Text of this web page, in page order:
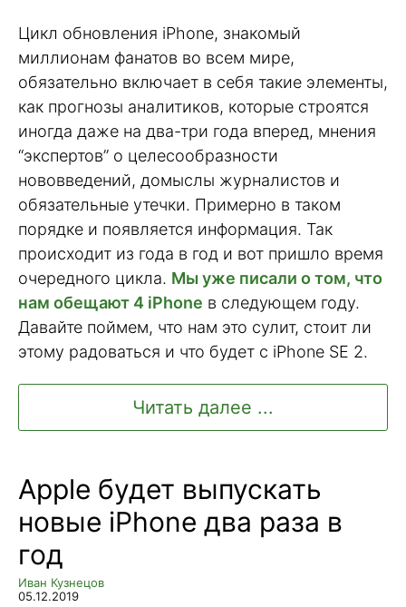
Цикл обновления iPhone, знакомый
миллионам фанатов во всем мире,
обязательно включает в себя такие элементы,
как прогнозы аналитиков, которые строятся
иногда даже на два-три года вперед, мнения
“экспертов” о целесообразности
нововведений, домыслы журналистов и
обязательные утечки. Примерно в таком
порядке и появляется информация. Так
происходит из года в год и вот пришло время
очередного цикла. Мы уже писали о том, что
нам обещают 4 iPhone в следующем году.
Давайте поймем, что нам это сулит, стоит ли
этому радоваться и что будет с iPhone SE 2.
Читать далее ...
Apple будет выпускать
новые iPhone два раза в
год
Иван Кузнецов
05.12.2019